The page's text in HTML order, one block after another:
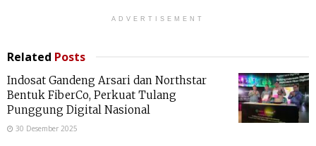
ADVERTISEMENT
Related Posts
Indosat Gandeng Arsari dan Northstar
Bentuk FiberCo, Perkuat Tulang
Punggung Digital Nasional
30 Desember 2025